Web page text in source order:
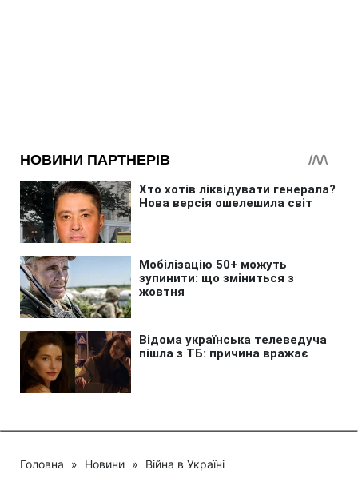
Головна » Новини » Війна в Україні